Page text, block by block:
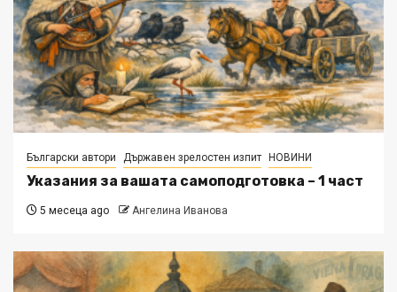
Български автори Държавен зрелостен изпит НОВИНИ
Указания за вашата самоподготовка – 1 част
5 месеца ago Ангелина Иванова